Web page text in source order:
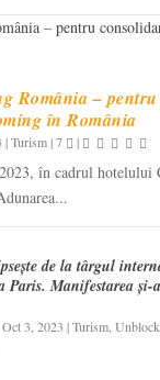
România –
în România
|Turism|7 |
în cadrul hotelului
de la târgul
Paris. Manifestarea și-
Oct 3, 2023 |Turism ,